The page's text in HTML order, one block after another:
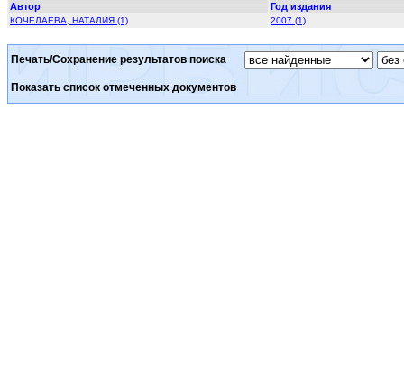
Автор
Год издания
КОЧЕЛАЕВА, НАТАЛИЯ (1) 2007 (1)
Печать/Сохранение результатов поиска
Показать список отмеченных документов